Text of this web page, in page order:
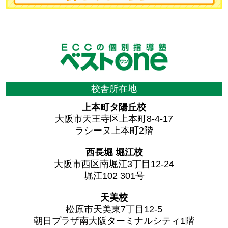
校舎所在地
上本町タ陽丘校
大阪市天王寺区上本町8-4-17
ラシーヌ上本町2階
西長堀 堀江校
大阪市西区南堀江3丁目12-24
堀江102 301号
天美校
松原市天美東7丁目12-5
朝日プラザ南大阪ターミナルシティ1階